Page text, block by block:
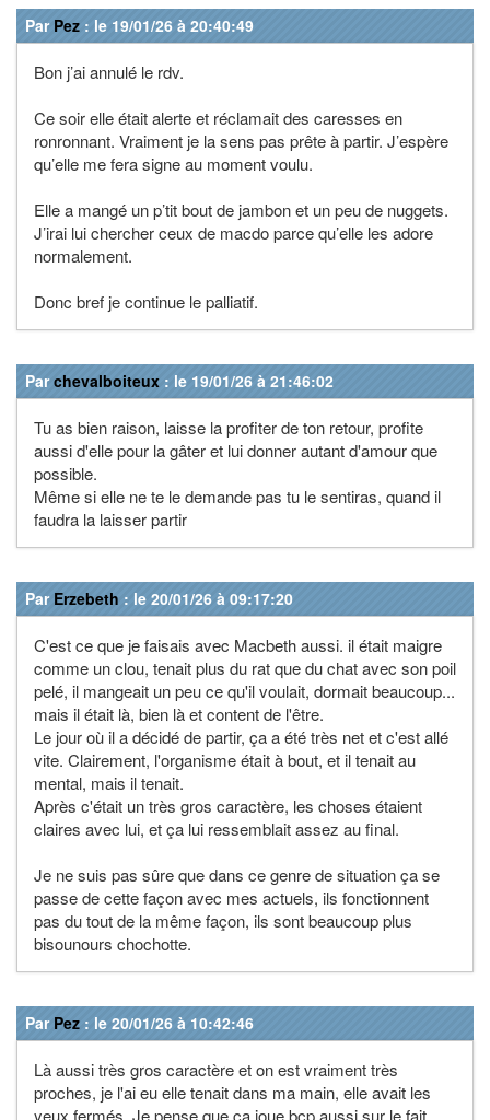
Par Pez : le 19/01/26 à 20:40:49
Bon j’ai annulé le rdv.
Ce soir elle était alerte et réclamait des caresses en
ronronnant. Vraiment je la sens pas prête à partir. J’espère
qu’elle me fera signe au moment voulu.
Elle a mangé un p’tit bout de jambon et un peu de nuggets.
J’irai lui chercher ceux de macdo parce qu’elle les adore
normalement.
Donc bref je continue le palliatif.
Parchevalboiteux : le 19/01/26 à 21:46:02
Tu as bien raison, laisse la profiter de ton retour, profite
aussi d'elle pour la gâter et lui donner autant d'amour que
possible.
Même si elle ne te le demande pas tu le sentiras, quand il
faudra la laisser partir
Par Erzebeth : le 20/01/26 à 09:17:20
C'est ce que je faisais avec Macbeth aussi. il était maigre
comme un clou, tenait plus du rat que du chat avec son poil
pelé, il mangeait un peu ce qu'il voulait, dormait beaucoup...
mais il était là, bien là et content de l'être.
Le jour où il a décidé de partir, ça a été très net et c'est allé
vite. Clairement, l'organisme était à bout, et il tenait au
mental, mais il tenait.
Après c'était un très gros caractère, les choses étaient
claires avec lui, et ça lui ressemblait assez au final.
Je ne suis pas sûre que dans ce genre de situation ça se
passe de cette façon avec mes actuels, ils fonctionnent
pas du tout de la même façon, ils sont beaucoup plus
bisounours chochotte.
Par Pez : le 20/01/26 à 10:42:46
Là aussi très gros caractère et on est vraiment très
proches, je l'ai eu elle tenait dans ma main, elle avait les
yeux fermés. Je pense que ça joue bcp aussi sur le fait